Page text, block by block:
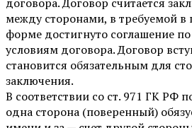
между сторонами, в требуемой в
форме достигнуто соглашение
условиям договора. Договор
становится обязательным для
заключения.
В соответствии со ст. 971 ГК РФ
одна сторона (поверенный)